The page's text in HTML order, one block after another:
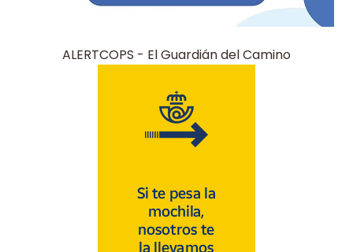
ALERTCOPS - El Guardián del Camino